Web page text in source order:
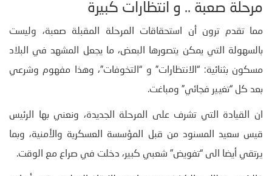
مرحلة صعبة .. و انتظارات كبيرة
مما تقدم ترون أن استحقاقات المرحلة المقبلة صعبة، وليست
بالسهولة التي يمكن يتصورها البعض، ما يجعل المشهد في البلاد
مسكون بثنائية: “الانتظارات” و “التخوفات”، وهذا مفهوم وشرعي
بعد كل “تغيير فجائي” ومباغت.
ان القيادة التي تشرف على المرحلة الجديدة، ونعني بها الرئيس
قيس سعيد المسنود من قبل المؤسسة العسكرية والأمنية، وبما
يرتقي أيضا الى “تفويض” شعبي كبير، دخلت في صراع مع الوقت.